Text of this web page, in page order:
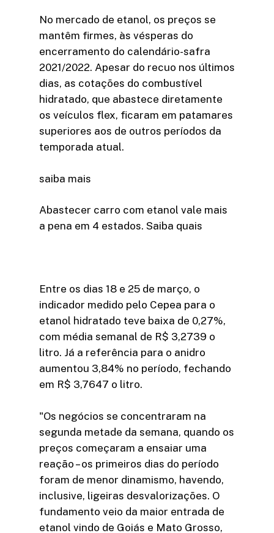
No mercado de etanol, os preços se
mantêm firmes, às vésperas do
encerramento do calendário-safra
2021/2022. Apesar do recuo nos últimos
dias, as cotações do combustível
hidratado, que abastece diretamente
os veículos flex, ficaram em patamares
superiores aos de outros períodos da
temporada atual.
saiba mais
Abastecer carro com etanol vale mais
a pena em 4 estados. Saiba quais
Entre os dias 18 e 25 de março, o
indicador medido pelo Cepea para o
etanol hidratado teve baixa de 0,27%,
com média semanal de R$ 3,2739 o
litro. Já a referência para o anidro
aumentou 3,84% no período, fechando
em R$ 3,7647 o litro.
"Os negócios se concentraram na
segunda metade da semana, quando os
preços começaram a ensaiar uma
reação – os primeiros dias do período
foram de menor dinamismo, havendo,
inclusive, ligeiras desvalorizações. O
fundamento veio da maior entrada de
etanol vindo de Goiás e Mato Grosso,